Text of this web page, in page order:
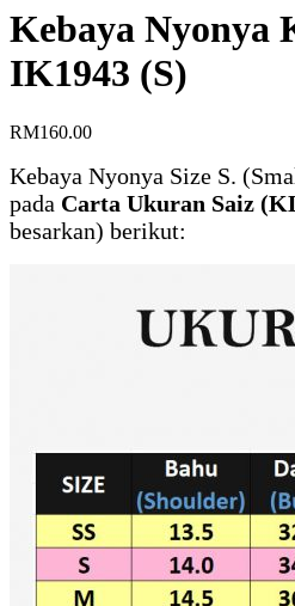
Kebaya Nyonya
IK1943 (S)
RM160.00
Kebaya Nyonya Size S.
pada Carta Ukuran Saiz
besarkan) berikut: